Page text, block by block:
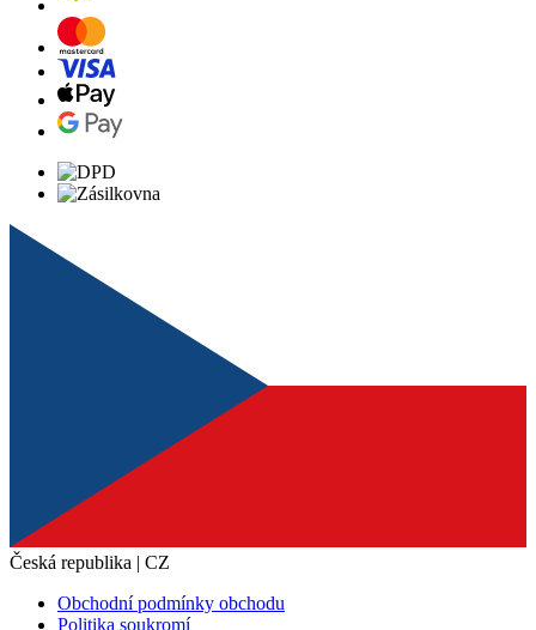
Česká republika | CZ
Obchodní podmínky obchodu
Politika soukromí